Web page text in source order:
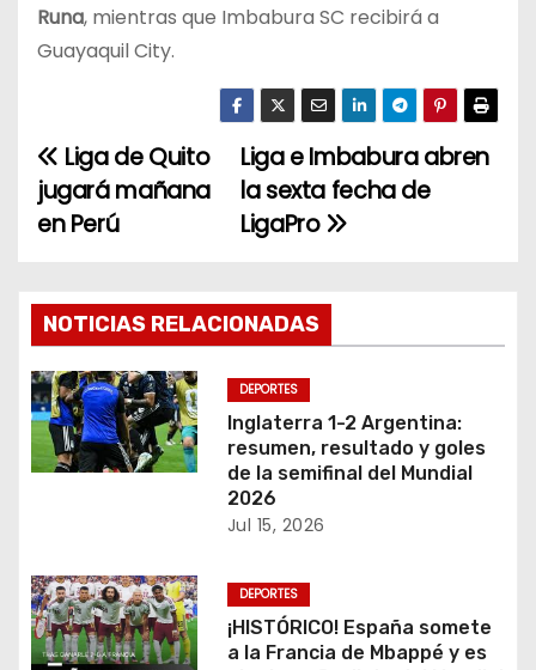
Runa, mientras que Imbabura SC recibirá a
Guayaquil City.
N
a
e
g
a
c
ó
n
Liga e Imbabura abren
la sexta fecha de
LigaPro
Liga de Quito
jugará mañana
en Perú
NOTICIAS RELACIONADAS
DEPORTES
Inglaterra 1-2 Argentina:
resumen, resultado y goles
de la semifinal del Mundial
2026
Jul 15, 2026
DEPORTES
¡HISTÓRICO! España somete
a la Francia de Mbappé y es